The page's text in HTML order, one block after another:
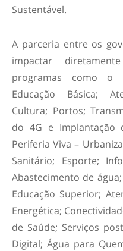
Sustentável.
A parceria entre os
impactar
programas como o
Educação Básica;
Cultura; Portos;
do 4G e Implantação
Periferia Viva –
Sanitário; Esporte;
Abastecimento de
Educação Superior;
Energética;
de Saúde; Serviços
Digital; Água para